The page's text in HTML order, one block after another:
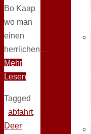
Bo Kaap
wo man
einen
herrlichen…
Mehr
Lesen
Tagged
abfahrt,
Deer